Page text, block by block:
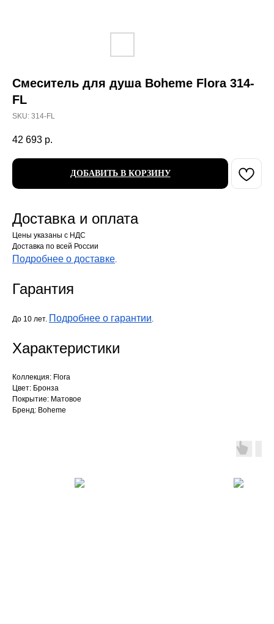
Смеситель для душа Boheme Flora 314-
FL
SKU: 314-FL
42 693 р.
ДОБАВИТЬ В КОРЗИНУ
Доставка и оплата
Цены указаны с НДС
Доставка по всей России
Подробнее о доставке.
Гарантия
До 10 лет. Подробнее о гарантии.
Характеристики
Коллекция: Flora
Цвет: Бронза
Покрытие: Матовое
Бренд: Boheme